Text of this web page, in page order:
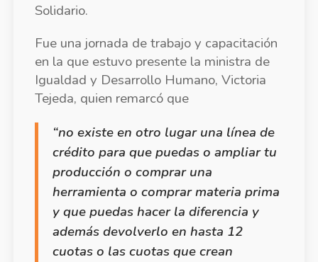
en la que estuvo presente la ministra de
Igualdad y Desarrollo Humano, Victoria
Tejeda, quien remarcó que
crédito para que puedas o ampliar tu
producción o comprar una
herramienta o comprar materia prima
y que puedas hacer la diferencia y
además devolverlo en hasta 12
cuotas o las cuotas que crean
necesario para poder cumplir;